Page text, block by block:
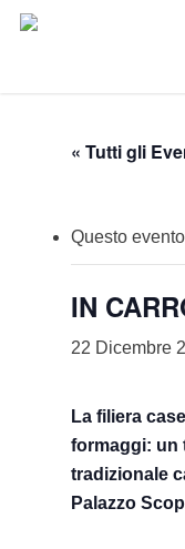
Skip
« Tutti gli
Questo
IN
22 Dicembre
La filiera
formaggi: un
tradizionale
Palazzo